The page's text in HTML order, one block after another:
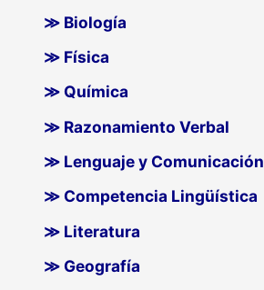
≫ Biología
≫ Física
≫ Química
≫ Razonamiento Verbal
≫ Lenguaje y Comunicación
≫ Competencia Lingüística
≫ Literatura
≫ Geografía